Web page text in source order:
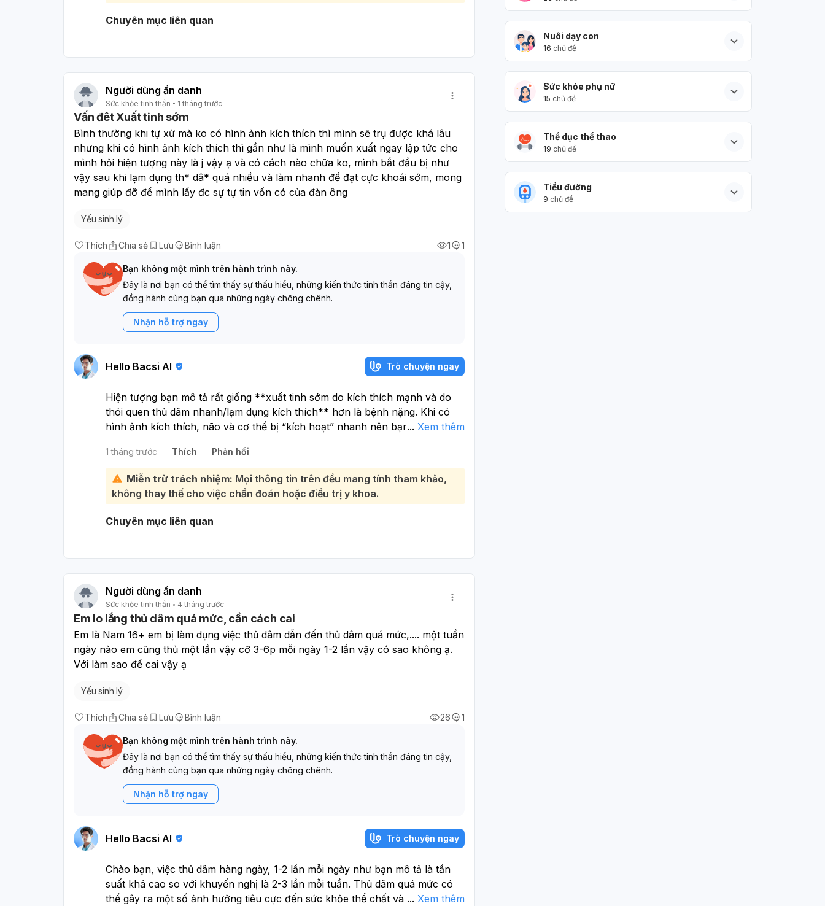
nhịp sinh hoạt ổn định và dành thời gian nghỉ ngơi cho bản thân. Nếu thấy
buồn bã tăng lên, lo âu nhiều, mất ngủ, mệt mỏi kéo dài hoặc giảm hứng
Bạn đang đi đúng hướng, cứ tiến từng bước và đừng ép mình quá nhanh.
Chuyên mục liên quan
Người dùng ẩn danh
Sức khỏe tinh thần 1 tháng trước
Vấn đêt Xuất tinh sớm
Bình thường khi tự xử mà ko có hình ảnh kích thích thì mình sẽ trụ được khá lâu
nhưng khi có hình ảnh kích thích thì gần như là mình muốn xuất ngay lập tức cho
mình hỏi hiện tượng này là j vậy ạ và có cách nào chữa ko, mình bắt đầu bị như
vậy sau khi lạm dụng th* dâ* quá nhiều và làm nhanh để đạt cực khoái sớm, mong
mang giúp đỡ để mình lấy đc sự tự tin vốn có của đàn ông
Yếu sinh lý
Thích Chia sẻ Lưu Bình luận 1 1
Bạn không một mình trên hành trình này.
Đây là nơi bạn có thể tìm thấy sự thấu hiểu, những kiến thức tinh thần đáng tin cậy,
đồng hành cùng bạn qua những ngày chông chênh.
Nhận hỗ trợ ngay
Hello Bacsi AI Trò chuyện ngay
Hiện tượng bạn mô tả rất giống **xuất tinh sớm do kích thích mạnh và do
thói quen thủ dâm nhanh/lạm dụng kích thích** hơn là bệnh nặng. Khi có
hình ảnh kích thích, não và cơ thể bị “kích hoạt” nhanh nên bạn dễ muốn
quen và tập kiểm soát lại phản xạ xuất tinh:
Bạn nên làm như sau:
Ngưng thủ dâm nhanh, giảm tần suất, tránh xem nội dung kích thích quá
mạnh trong một thời gian.
Tập
kỹ thuật dừng – bắt đầu
giảm rồi tiếp tục.
Giữlối sống lành mạnh: ngủ đủ, giảm căng thẳng, tập thể dục đều.
Nếu cần, có thể dùngbao cao suhoặcthuốc/xịt gây tê tại chỗtheo
hướng dẫn bác sĩ. Một số trường hợp có thể dùng
nhưng phải khám trước. Nếu tình trạng kéo dài, ảnh hưởng nhiều đến
quan hệ hoặc tâm lý, bạn nên khámNam khoa/Urology hoặc Tâm
lý/Sexology để được tư vấn đúng nguyên nhân và điều trị phù hợp. Đây
không phải là “yếu sinh lý” và nhiều trường hợp cải thiện tốt khi điều
chỉnh đúng cách.
...Xem thêm
1 tháng trước Thích Phản hồi
Miễn trừ trách nhiệm: Mọi thông tin trên đều mang tính tham khảo,
không thay thế cho việc chẩn đoán hoặc điều trị y khoa.
Chuyên mục liên quan
Người dùng ẩn danh
Sức khỏe tinh thần 4 tháng trước
Em lo lắng thủ dâm quá mức, cần cách cai
Em là Nam 16+ em bị làm dụng việc thủ dâm dẫn đến thủ dâm quá mức,.... một tuần
ngày nào em cũng thủ một lần vậy cỡ 3-6p mỗi ngày 1-2 lần vậy có sao không ạ.
Với làm sao để cai vậy ạ
Yếu sinh lý
Thích Chia sẻ Lưu Bình luận 26 1
Bạn không một mình trên hành trình này.
Đây là nơi bạn có thể tìm thấy sự thấu hiểu, những kiến thức tinh thần đáng tin cậy,
đồng hành cùng bạn qua những ngày chông chênh.
Nhận hỗ trợ ngay
Hello Bacsi AI Trò chuyện ngay
Chào bạn, việc thủ dâm hàng ngày, 1-2 lần mỗi ngày như bạn mô tả là tần
suất khá cao so với khuyến nghị là 2-3 lần mỗi tuần. Thủ dâm quá mức có
thể gây ra một số ảnh hưởng tiêu cực đến sức khỏe thể chất và tinh thần:
...Xem thêm
Nuôi dạy con
16 chủ đề
Sức khỏe phụ nữ
15 chủ đề
Thể dục thể thao
19 chủ đề
Tiểu đường
9 chủ đề